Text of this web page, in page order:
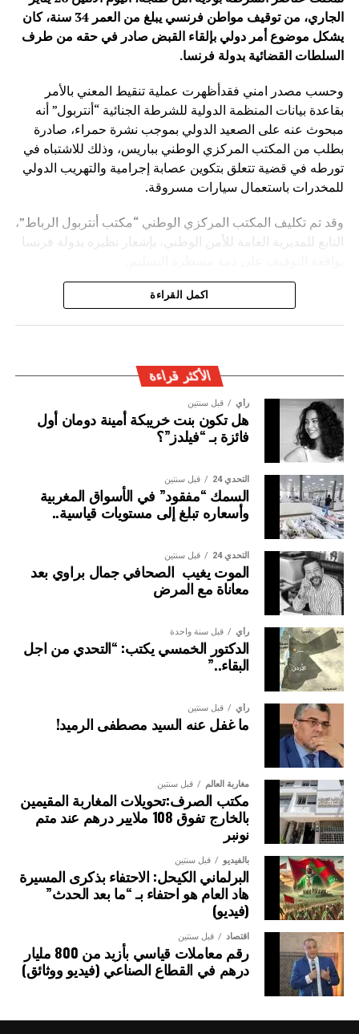
الجاري، من توقيف مواطن فرنسي يبلغ من العمر 34 سنة، كان
يشكل موضوع أمر دولي بإلقاء القبض صادر في حقه من طرف
السلطات القضائية بدولة فرنسا.
وحسب مصدر امني فقدأظهرت عملية تنقيط المعني بالأمر
بقاعدة بيانات المنظمة الدولية للشرطة الجنائية “أنتربول” أنه
مبحوث عنه على الصعيد الدولي بموجب نشرة حمراء، صادرة
بطلب من المكتب المركزي الوطني بباريس، وذلك للاشتباه في
تورطه في قضية تتعلق بتكوين عصابة إجرامية والتهريب الدولي
للمخدرات باستعمال سيارات مسروقة.
وقد تم تكليف المكتب المركزي الوطني “مكتب أنتربول الرباط”،
التابع للمديرية العامة للأمن الوطني، بإشعار نظيره بدولة فرنسا
ويأتي توقيف المشتبه به في سياق التزام المصالح الأمنية
المغربية بتفعيل آليات التعاون الأمني الدولي، خصوصا ملاحقة
اكمل القراءة
الأكثر قراءة
رأي قبل سنتين
هل تكون بنت خريبكة أمينة دومان أول
فائزة بـ “فيلدز”؟
التحدي 24 قبل سنتين
السمك “مفقود” في الأسواق المغربية
وأسعاره تبلغ إلى مستويات قياسية..
التحدي 24 قبل سنتين
الموت يغيب الصحافي جمال براوي بعد
معاناة مع المرض
رأي قبل سنة واحدة
الدكتور الخمسي يكتب: “التحدي من اجل
البقاء..”
رأي قبل سنتين
ما غفل عنه السيد مصطفى الرميد!
مغاربة العالم قبل سنتين
مكتب الصرف:تحويلات المغاربة المقيمين
بالخارج تفوق 108 ملايير درهم عند متم
نونبر
بالفيديو قبل سنتين
البرلماني الكيحل: الاحتفاء بذكرى المسيرة
هاد العام هو احتفاء بـ “ما بعد الحدث”
(فيديو)
اقتصاد قبل سنتين
رقم معاملات قياسي بأزيد من 800 مليار
درهم في القطاع الصناعي (فيديو ووثائق)